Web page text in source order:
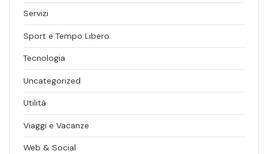
Servizi
Sport e Tempo Libero
Tecnologia
Uncategorized
Utilità
Viaggi e Vacanze
Web & Social